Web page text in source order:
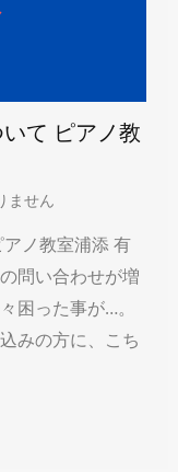
て ピアノ教
ません
アノ教室浦添 有
問い合わせが増
困った事が…。
みの方に、こち